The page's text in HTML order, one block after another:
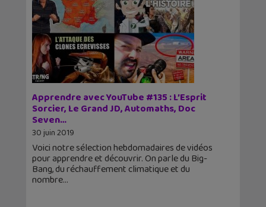
Apprendre avec YouTube #135 : L’Esprit
Sorcier, Le Grand JD, Automaths, Doc
Seven…
30 juin 2019
Voici notre sélection hebdomadaires de vidéos
pour apprendre et découvrir. On parle du Big-
Bang, du réchauffement climatique et du
nombre